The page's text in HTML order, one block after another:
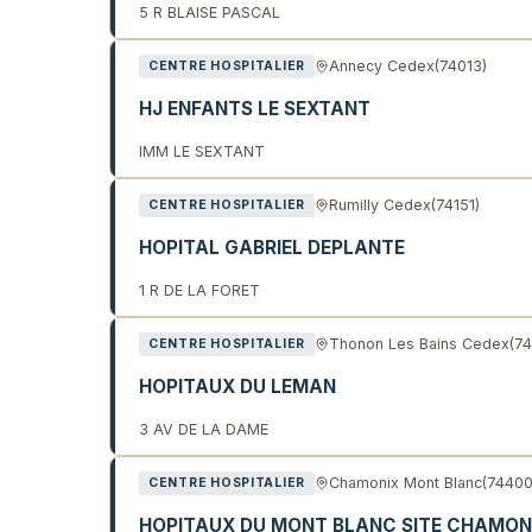
5 R BLAISE PASCAL
CENTRE HOSPITALIER Annecy Cedex(74013)
HJ ENFANTS LE SEXTANT
IMM LE SEXTANT
CENTRE HOSPITALIER Rumilly Cedex(74151)
HOPITAL GABRIEL DEPLANTE
1 R DE LA FORET
CENTRE HOSPITALIER Thonon Les Bains Cedex
HOPITAUX DU LEMAN
3 AV DE LA DAME
CENTRE HOSPITALIER Chamonix Mont Blanc
HOPITAUX DU MONT BLANC SITE